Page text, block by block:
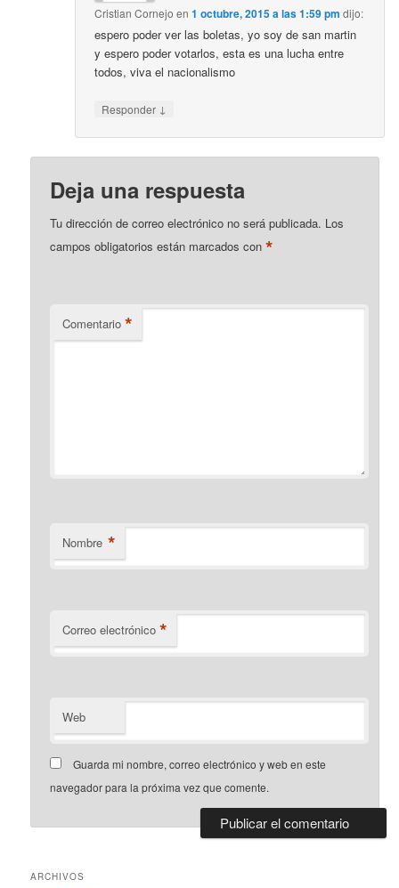
Cristian Cornejo en1 octubre, 2015 a las 1:59 pm dijo:
espero poder ver las boletas, yo soy de san martin
y espero poder votarlos, esta es una lucha entre
todos, viva el nacionalismo
Responder ↓
Deja una respuesta
Tu dirección de correo electrónico no será publicada. Los
campos obligatorios están marcados con*
Comentario *
Nombre *
Correo electrónico *
Web
Guarda mi nombre, correo electrónico y web en este
navegador para la próxima vez que comente.
ARCHIVOS